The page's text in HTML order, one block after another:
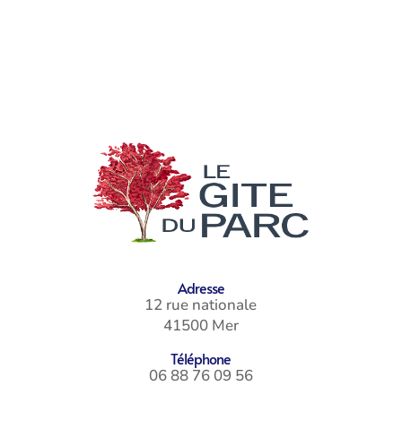
Adresse
12 rue nationale
41500 Mer
Téléphone
06 88 76 09 56